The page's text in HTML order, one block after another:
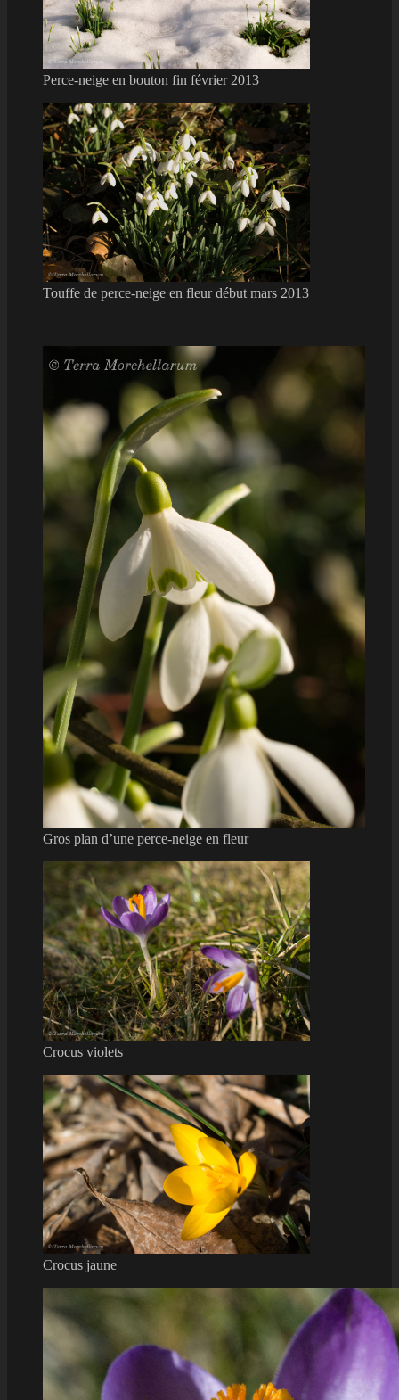
Perce-neige en bouton fin février 2013
Touffe de perce-neige en fleur début mars 2013
Gros plan d’une perce-neige en fleur
Crocus violets
Crocus jaune